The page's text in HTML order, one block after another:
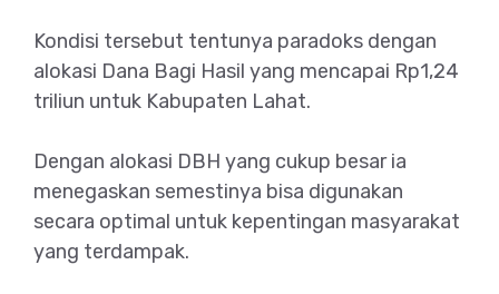
Kondisi tersebut tentunya paradoks dengan
alokasi Dana Bagi Hasil yang mencapai Rp1,24
triliun untuk Kabupaten Lahat.
Dengan alokasi DBH yang cukup besar ia
menegaskan semestinya bisa digunakan
secara optimal untuk kepentingan masyarakat
yang terdampak.